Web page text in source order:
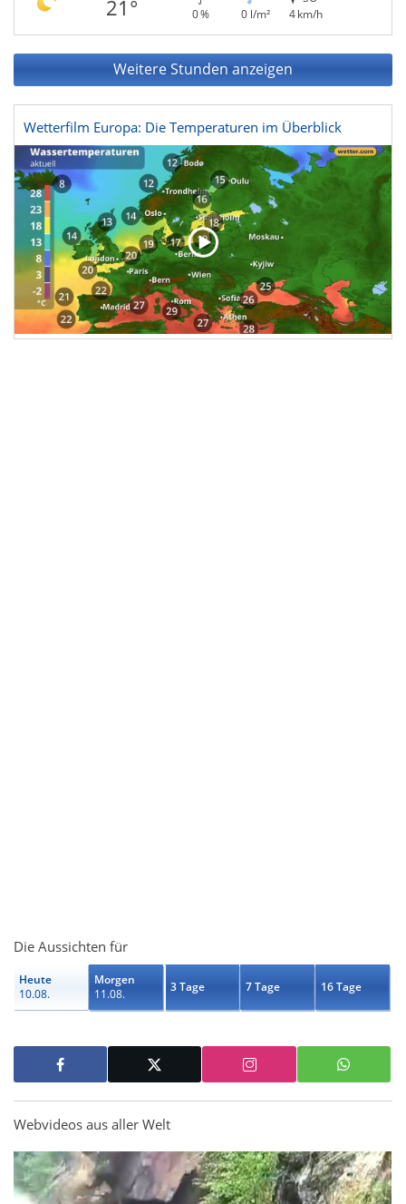
21° 0 % 0 l/m²
4 km/h
Weitere Stunden anzeigen
Wetterfilm Europa: Die Temperaturen im Überblick
Die Aussichten für
Heute
10.08.
Morgen
11.08.
3 Tage 7 Tage 16 Tage
Webvideos aus aller Welt